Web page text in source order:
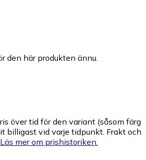
den här produkten ännu.
över tid för den variant (såsom färg
billigast vid varje tidpunkt. Frakt och
Läs mer om prishistoriken.